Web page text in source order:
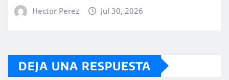
Hector Perez Jul 30, 2026
DEJA UNA RESPUESTA